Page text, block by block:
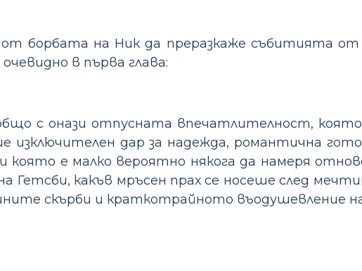
борбата на Ник да преразкаже събитията от
в първа глава:
с онази отпусната впечатлителност,
дар за надежда, романтична
която е малко вероятно някога да намеря
Гетсби, какъв мръсен прах се носеше след
скърби и краткотрайното въодушевление